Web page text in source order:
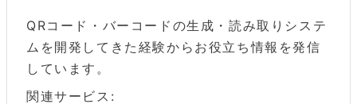
QRコード・バーコードの生成・読み取りシステ
ムを開発してきた経験からお役立ち情報を発信
しています。
関連サービス: